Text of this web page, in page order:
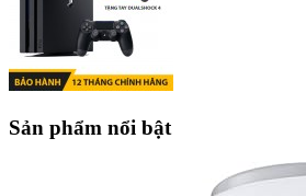
Sản phẩm nổi bật